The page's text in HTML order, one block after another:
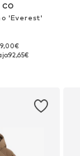
CO
'Everest'
92,65€